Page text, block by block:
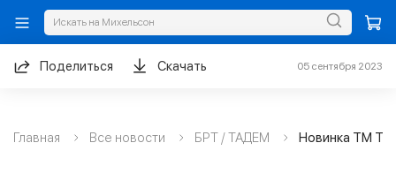
Главная Все новости БРТ / ТАДЕМ Новинка ТМ
Поделиться Скачать 05 сентября 2023